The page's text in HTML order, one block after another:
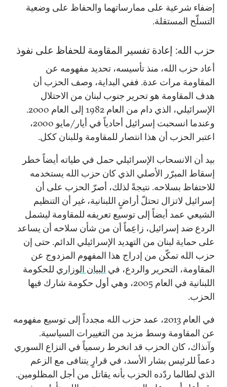
إضفاء شرعية على ممارساتهما والحفاظ على وضعية
التسلّح المستقلة.
حزب الله: إعادة تفسير المقاومة للحفاظ على نفوذ
أعاد حزب الله، منذ تأسيسه، تحديد مفهومه عن
المقاومة مرات عدة. ففي البداية، وصف الحزب أن
هدف المقاومة هو تحرير جنوب لبنان من الاحتلال
الإسرائيلي، الذي دام من العام 1982 إلى العام 2000.
وعندما انسحبت إسرائيل أحادياً في أيار/مايو 2000،
اعتبر الحزب أن هذا انتصار للمقاومة وللبنان ككل.
بيد أن الانسحاب الإسرائيلي حمل في طياته أيضاً خطر
إسقاط المبرّر الأصلي الذي كان حزب الله يستخدمه
للاحتفاظ بسلاحه. نتيجةً لذلك، أصرّ الحزب على أن
إسرائيل لاتزال تحتلّ أراضٍ اللبنانية، غير أن التنظيم
الشيعي عمد أيضاً إلى توسيع تعريفه للمقاومة ليشمل
الردع ضد إسرائيل، زاعِماً أن من شأن سلاحه أن يساعد
على حماية لبنان من التهديد الإسرائيلي الدائم. حتى إن
حزب الله تمكّن من إدراج هذا المفهوم المزدوج عن
المقاومة، التحرير والردع، في البيان الوزاري للحكومة
اللبنانية في العام 2005، وهي أول حكومة شارك فيها
الحزب.
في العام 2013، عمد حزب الله مجدداً إلى توسيع مفهومه
عن المقاومة وسط مزيد من التغييرات السياسية.
وآنذاك، كان الحزب قد انخرط رسمياً في النزاع السوري
دعماً للرئيس بشار الأسد، في قرارٍ يتنافى مع الزعم
الذي لطالما ردّده الحزب بأنه يقاتل من أجل المظلومين.